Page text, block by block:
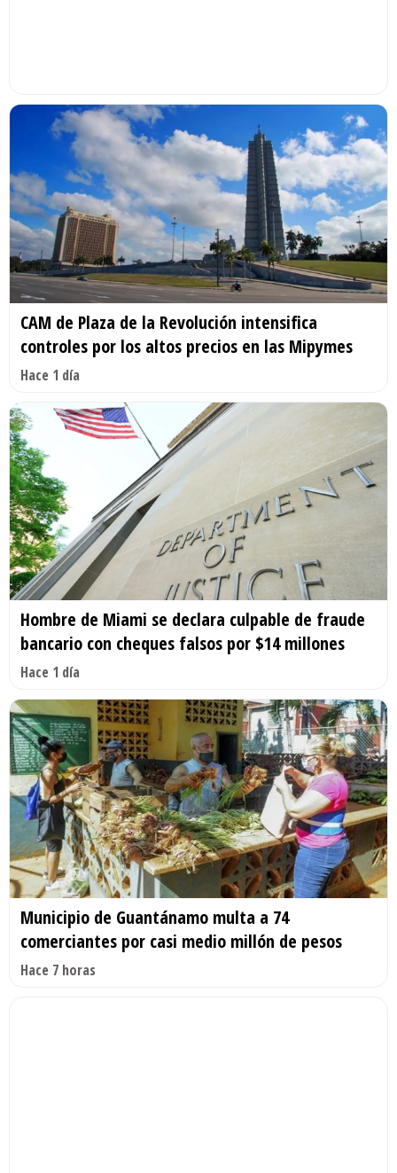
CAM de Plaza de la Revolución intensifica
controles por los altos precios en las Mipymes
Hace 1 día
Hombre de Miami se declara culpable de fraude
bancario con cheques falsos por $14 millones
Hace 1 día
Municipio de Guantánamo multa a 74
comerciantes por casi medio millón de pesos
Hace 7 horas